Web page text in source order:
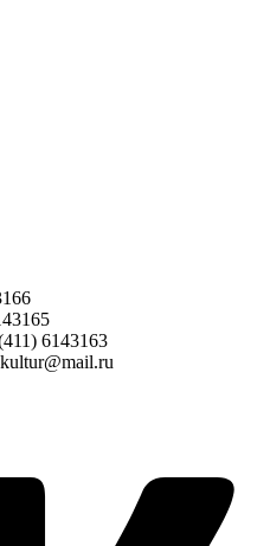
6143163